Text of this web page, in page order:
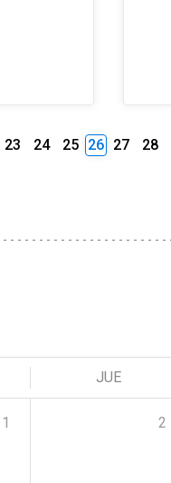
23 24 25 26 27 28
JUE
1 2